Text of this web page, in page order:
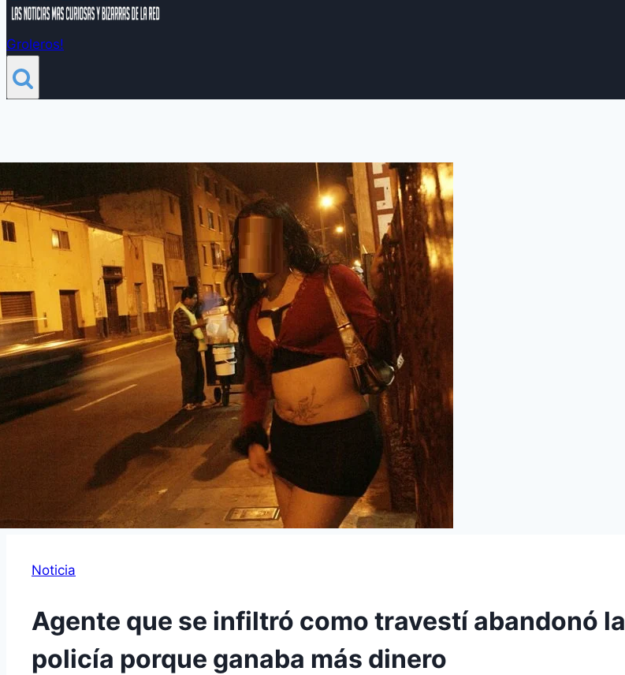
Groleros!
Noticia
Agente que se infiltró como travestí abandonó la
policía porque ganaba más dinero